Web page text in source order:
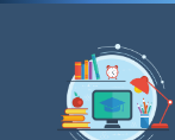
Перейти